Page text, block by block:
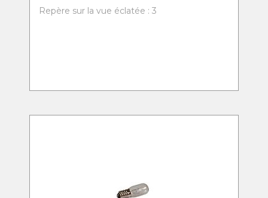
Repère sur la vue éclatée : 3